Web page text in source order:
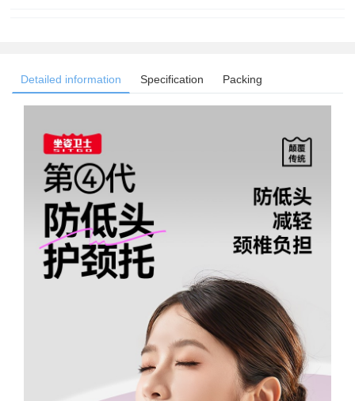
Detailed information Specification Packing